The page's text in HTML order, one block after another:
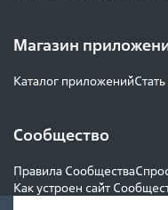
Магазин
Каталог приложений
Сообщество
Правила Сообщества
Как устроен сайт